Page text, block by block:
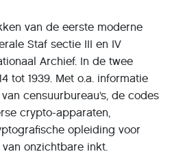
van de eerste moderne
Staf sectie III en IV
Archief. In de twee
tot 1939. Met o.a. informatie
censuurbureau’s, de codes
crypto-apparaten,
opleiding voor
onzichtbare inkt.